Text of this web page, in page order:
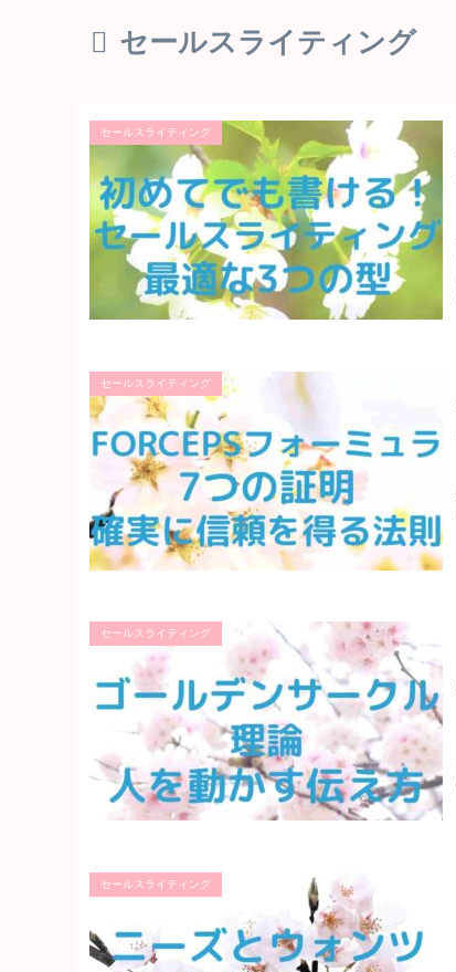
セールスライティング
セールスライティング
セールスライティング
セールスライティング
セールスライティング